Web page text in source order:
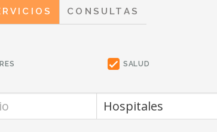
CONSULTAS
SALUD